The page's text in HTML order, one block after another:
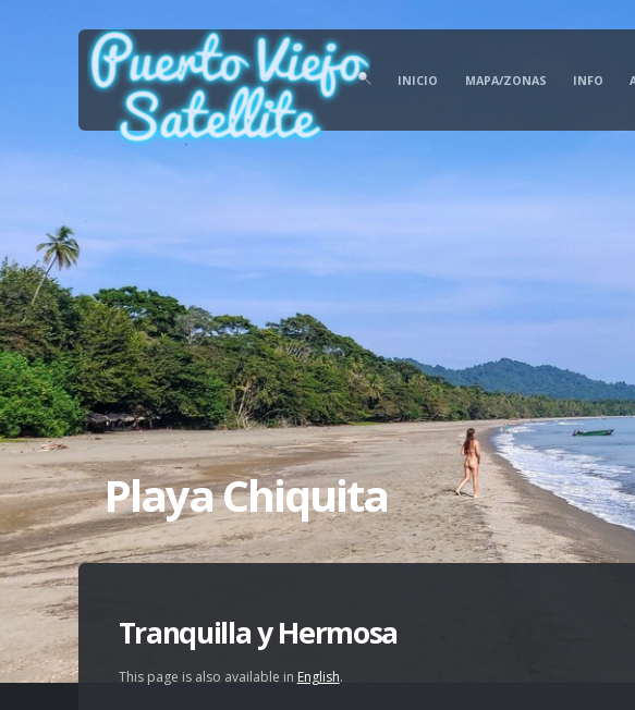
INICIO MAPA/ZONAS INFO
Playa Chiquita
Tranquilla y Hermosa
This page is also available in English.